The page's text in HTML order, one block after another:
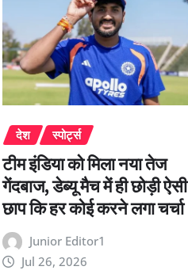
देश स्पोर्ट्स
टीम इंडिया को मिला नया तेज
गेंदबाज, डेब्यू मैच में ही छोड़ी ऐसी
छाप कि हर कोई करने लगा चर्चा
Junior Editor1
Jul 26, 2026